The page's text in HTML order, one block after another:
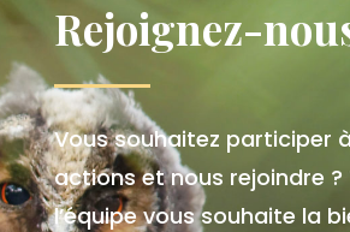
Rejoignez-
Vous souhaitez participer
actions et nous rejoindre ?
l’équipe vous souhaite la